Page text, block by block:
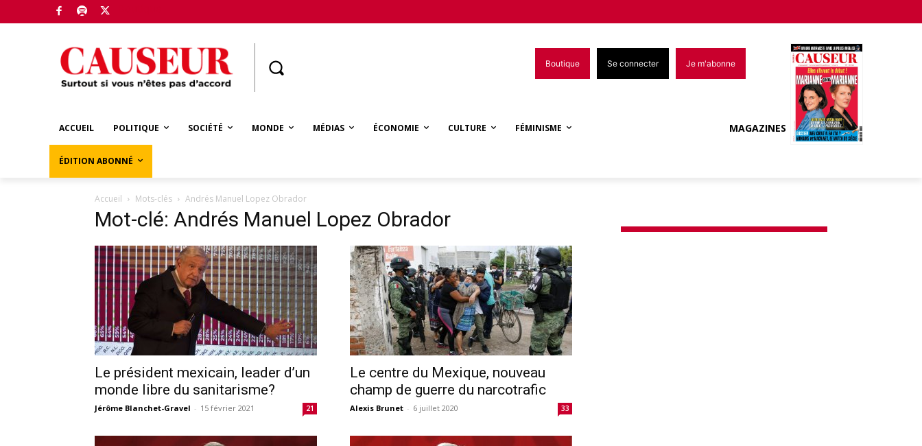
Boutique Se connecter Je m'abonne
ACCUEIL POLITIQUE SOCIÉTÉ MONDE MÉDIAS ÉCONOMIE CULTURE FÉMINISME
ÉDITION ABONNÉ
MAGAZINES
Accueil Mots-clés Andrés Manuel Lopez Obrador
Mot-clé: Andrés Manuel Lopez Obrador
Le président mexicain, leader d’un
monde libre du sanitarisme?
Jérôme Blanchet-Gravel - 15 février 2021 21
Le centre du Mexique, nouveau
champ de guerre du narcotrafic
Alexis Brunet - 6 juillet 2020 33